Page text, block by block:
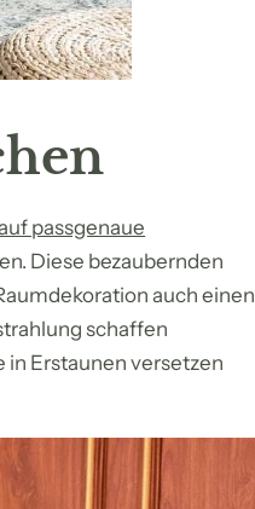
passgenaue
Diese bezaubernden
auch einen
schaffen
in Erstaunen versetzen